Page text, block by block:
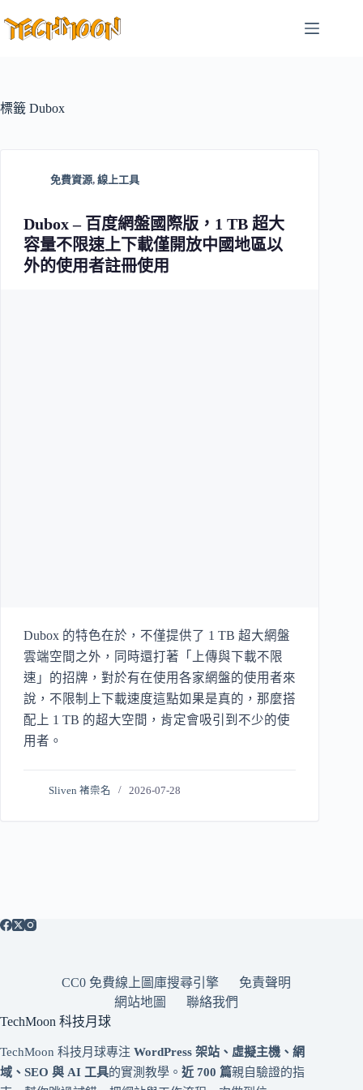
至
容
標籤 Dubox
免費資源, 線上工具
Dubox – 百度網盤國際版，1 TB 超大
容量不限速上下載僅開放中國地區以
外的使用者註冊使用
Dubox 的特色在於，不僅提供了 1 TB 超大網盤
雲端空間之外，同時還打著「上傳與下載不限
速」的招牌，對於有在使用各家網盤的使用者來
說，不限制上下載速度這點如果是真的，那麼搭
配上 1 TB 的超大空間，肯定會吸引到不少的使
用者。
Sliven 褚崇名 2026-07-28
CC0 免費線上圖庫搜尋引擎
免責聲明
網站地圖
聯絡我們
TechMoon 科技月球
TechMoon 科技月球專注 WordPress 架站、虛擬主機、網
域、SEO 與 AI 工具的實測教學。 近 700 篇親自驗證的指